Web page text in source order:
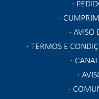
AVISO
TERMOS E